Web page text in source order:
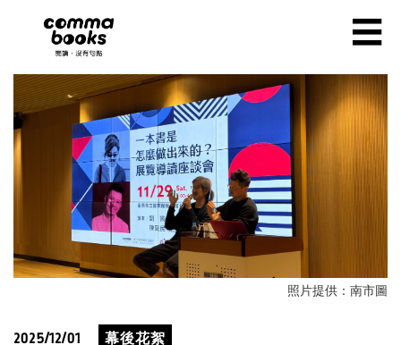
☰
照片提供：南市圖
2025/12/01 幕後花絮